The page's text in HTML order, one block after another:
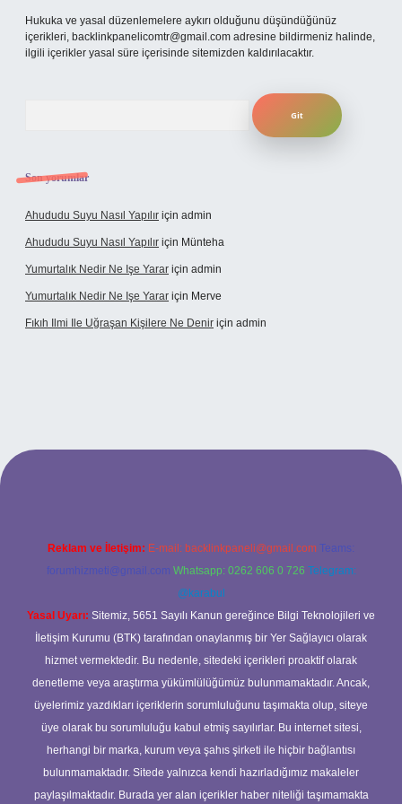
Hukuka ve yasal düzenlemelere aykırı olduğunu düşündüğünüz
içerikleri, backlinkpanelicomtr@gmail.com adresine bildirmeniz halinde,
ilgili içerikler yasal süre içerisinde sitemizden kaldırılacaktır.
Son yorumlar
Ahududu Suyu Nasıl Yapılır için admin
Ahududu Suyu Nasıl Yapılır için Münteha
Yumurtalık Nedir Ne Işe Yarar için admin
Yumurtalık Nedir Ne Işe Yarar için Merve
Fıkıh Ilmi Ile Uğraşan Kişilere Ne Denir için admin
Reklam ve İletişim: E-mail: backlinkpaneli@gmail.com Teams:
forumhizmeti@gmail.com Whatsapp: 0262 606 0 726 Telegram:
@karabul
Yasal Uyarı: Sitemiz, 5651 Sayılı Kanun gereğince Bilgi Teknolojileri ve
İletişim Kurumu (BTK) tarafından onaylanmış bir Yer Sağlayıcı olarak
hizmet vermektedir. Bu nedenle, sitedeki içerikleri proaktif olarak
denetleme veya araştırma yükümlülüğümüz bulunmamaktadır. Ancak,
üyelerimiz yazdıkları içeriklerin sorumluluğunu taşımakta olup, siteye
üye olarak bu sorumluluğu kabul etmiş sayılırlar. Bu internet sitesi,
herhangi bir marka, kurum veya şahıs şirketi ile hiçbir bağlantısı
bulunmamaktadır. Sitede yalnızca kendi hazırladığımız makaleler
paylaşılmaktadır. Burada yer alan içerikler haber niteliği taşımamakta